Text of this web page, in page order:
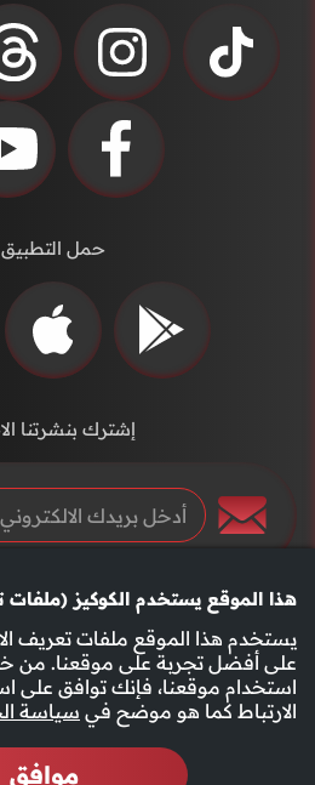
هذا الموقع يستخدم الكوكيز (ملفات
يستخدم هذا الموقع ملفات تعريف
على أفضل تجربة على موقعنا. من
استخدام موقعنا، فإنك توافق على
الارتباط كما هو موضح في سياسة
موافق
حمل التطبيق
إشترك بنشرتنا
سياسة الخصوصية